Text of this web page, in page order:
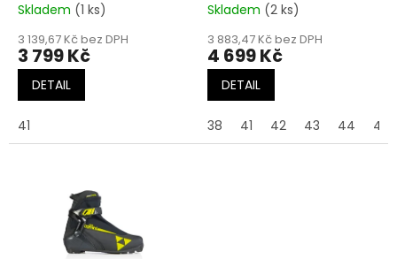
Skladem (1 ks)
3 139,67 Kč bez DPH
3 799 Kč
DETAIL
41
Skladem (2 ks)
3 883,47 Kč bez DPH
4 699 Kč
DETAIL
38 41 42 43 44 45